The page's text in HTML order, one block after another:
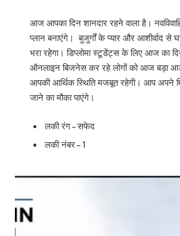
आज आपका दिन शानदार रहने वाला है।
प्लान बनाएंगे। बुजुर्गों के प्यार और आशीर्वाद से
भरा रहेगा। डिप्लोमा स्टूडेंट्स के लिए आज का
ऑनलाइन बिजनेस कर रहे लोगों को आज बड़ा
आपकी आर्थिक स्थिति मजबूत रहेगी। आप अपने
जाने का मौका पाएंगे।
लकी रंग – सफेद
लकी नंबर – 1